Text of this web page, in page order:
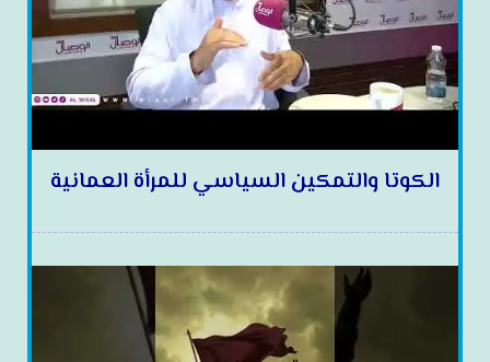
الكوتا والتمكين السياسي للمرأة العمانية